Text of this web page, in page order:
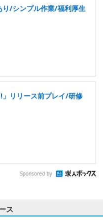
/シンプル作業/福利厚生
リリース前プレイ/研修
Sponsored by
ス